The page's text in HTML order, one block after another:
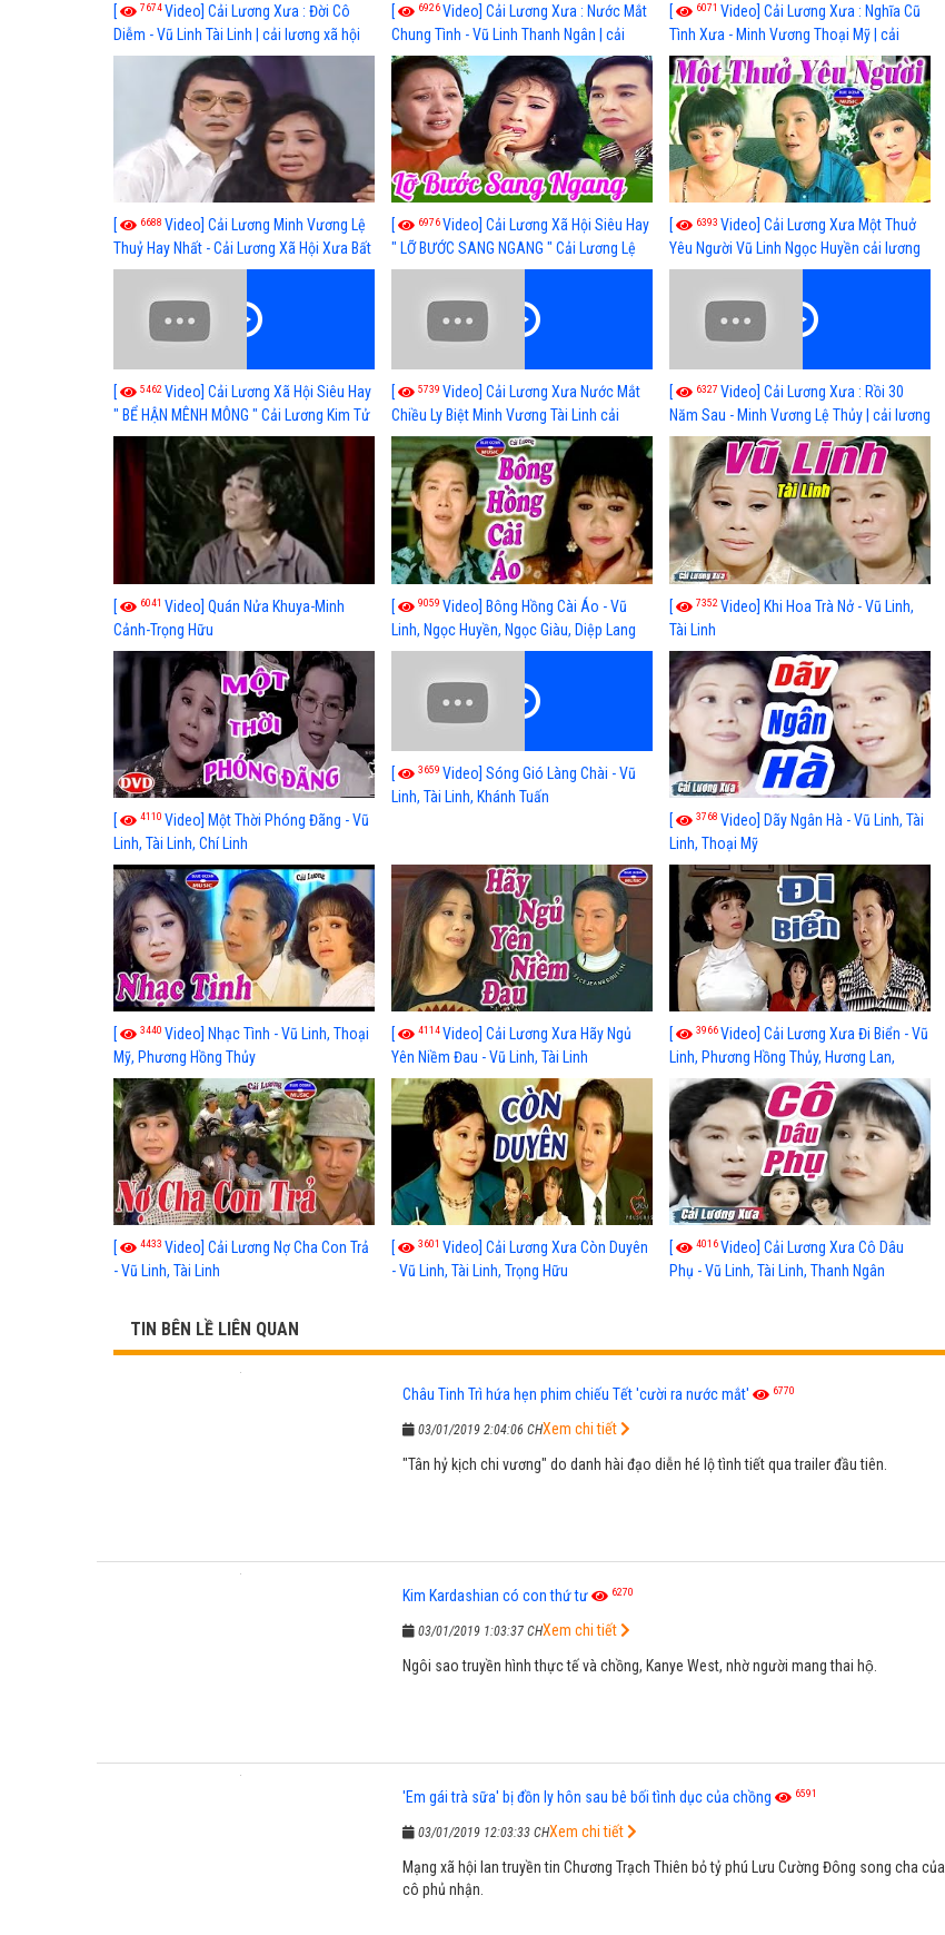
[ 7674Video] Cải Lương Xưa : Đời Cô
Diễm - Vũ Linh Tài Linh | cải lương xã hội
hay nhất
[ 6926Video] Cải Lương Xưa : Nước Mắt
Chung Tình - Vũ Linh Thanh Ngân | cải
lương xã hội hay nhất
[ 6071 Video] Cải Lương Xưa : Nghĩa Cũ
Tình Xưa - Minh Vương Thoại Mỹ | cải
lương xã hội hay nhất
[ 6688 Video] Cải Lương Minh Vương Lệ
Thuỷ Hay Nhất - Cải Lương Xã Hội Xưa Bất
Hủ
[ 6976Video] Cải Lương Xã Hội Siêu Hay
" LỠ BƯỚC SANG NGANG " Cải Lương Lệ
Thuỷ, Thanh Tuấn, Hồng Nga
[ 6393 Video] Cải Lương Xưa Một Thuở
Yêu Người Vũ Linh Ngọc Huyền cải lương
xã hội hay nhất
[ 5462 Video] Cải Lương Xã Hội Siêu Hay
" BỂ HẬN MÊNH MÔNG " Cải Lương Kim Tử
Long, Thanh Ngân Hay Nhất
[ 5739 Video] Cải Lương Xưa Nước Mắt
Chiều Ly Biệt Minh Vương Tài Linh cải
lương xã hội hay nhất
[ 6327 Video] Cải Lương Xưa : Rồi 30
Năm Sau - Minh Vương Lệ Thủy | cải lương
xã hội hay nhất
[ 6041 Video] Quán Nửa Khuya-Minh
Cảnh-Trọng Hữu
[ 9059 Video] Bông Hồng Cài Áo - Vũ
Linh, Ngọc Huyền, Ngọc Giàu, Diệp Lang
[ 7352 Video] Khi Hoa Trà Nở - Vũ Linh,
Tài Linh
[ 4110 Video] Một Thời Phóng Đãng - Vũ
Linh, Tài Linh, Chí Linh
[ 3659 Video] Sóng Gió Làng Chài - Vũ
Linh, Tài Linh, Khánh Tuấn
[
3768 Video] Dãy Ngân Hà - Vũ Linh, Tài
Linh, Thoại Mỹ
[ 3440 Video] Nhạc Tình - Vũ Linh, Thoại
Mỹ, Phương Hồng Thủy
[ 4114Video] Cải Lương Xưa Hãy Ngủ
Yên Niềm Đau - Vũ Linh, Tài Linh
[ 3966Video] Cải Lương Xưa Đi Biển - Vũ
Linh, Phương Hồng Thủy, Hương Lan,
Thanh Hằng
[ 4433 Video] Cải Lương Nợ Cha Con Trả
- Vũ Linh, Tài Linh
[ 3601 Video] Cải Lương Xưa Còn Duyên
- Vũ Linh, Tài Linh, Trọng Hữu
[ 4016Video] Cải Lương Xưa Cô Dâu
Phụ - Vũ Linh, Tài Linh, Thanh Ngân
TIN BÊN LỀ LIÊN QUAN
Châu Tinh Trì hứa hẹn phim chiếu Tết 'cười ra nước mắt' 6770
03/01/2019 2:04:06 CH
"Tân hỷ kịch chi vương" do danh hài đạo diễn hé lộ tình tiết qua trailer đầu tiên.
Xem chi tiết
Kim Kardashian có con thứ tư 6270
03/01/2019 1:03:37 CH
Ngôi sao truyền hình thực tế và chồng, Kanye West, nhờ người mang thai hộ.
Xem chi tiết
'Em gái trà sữa' bị đồn ly hôn sau bê bối tình dục của chồng 6591
03/01/2019 12:03:33 CH
Mạng xã hội lan truyền tin Chương Trạch Thiên bỏ tỷ phú Lưu Cường Đông song cha của
cô phủ nhận.
Xem chi tiết